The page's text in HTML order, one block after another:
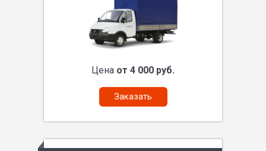
Цена от 4 000 руб.
Заказать